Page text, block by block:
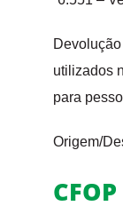
utilizados
para
Origem/